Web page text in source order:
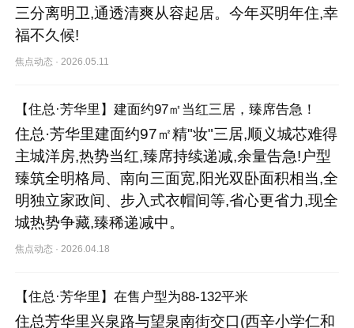
三分离明卫,通透清爽从容起居。今年买明年住,幸
福不久候!
焦点动态 ·2026.05.11
【住总·芳华里】建面约97㎡当红三居，臻席告急！
住总·芳华里建面约97㎡精"妆"三居,顺义城芯难得
主城洋房,热势当红,臻席持续递减,余量告急!户型
臻筑全明格局、南向三面宽,阳光双卧面积相当,全
明独立家政间、步入式衣帽间等,省心更省力,现全
城热势争藏,臻稀递减中。
焦点动态 · 2026.04.18
【住总·芳华里】在售户型为88-132平米
住总芳华里兴泉路与望泉南街交口(西辛小学仁和